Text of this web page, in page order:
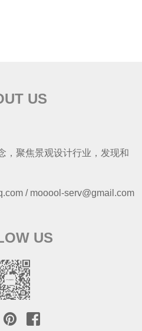
US
，聚焦景观设计行业，发现和
/ mooool-serv@gmail.com
US